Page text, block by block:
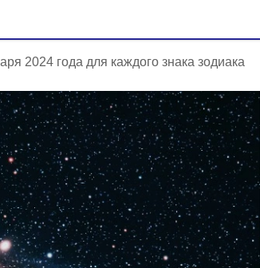
2024 года для каждого знака зодиака